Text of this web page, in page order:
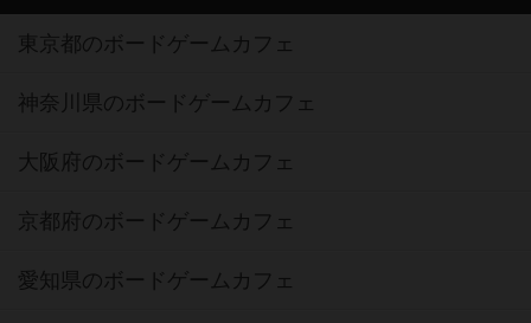
東京都のボードゲームカフェ
神奈川県のボードゲームカフェ
大阪府のボードゲームカフェ
京都府のボードゲームカフェ
愛知県のボードゲームカフェ